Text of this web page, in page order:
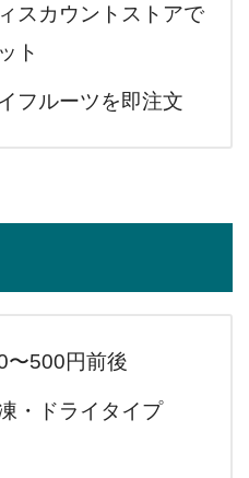
スカウントストアで
ト
フルーツを即注文
〜500円前後
・ドライタイプ